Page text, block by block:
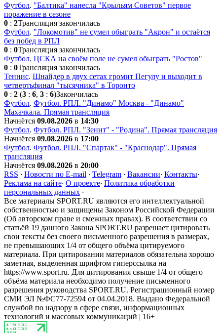
Футбол. "Балтика" нанесла "Крыльям Советов" первое
поражение в сезоне
0 : 2Трансляция закончилась
Футбол. "Локомотив" не сумел обыграть "Акрон" и остаётся
без побед в РПЛ
0 : 0Трансляция закончилась
Футбол. ЦСКА на своём поле не сумел обыграть "Ростов"
0 : 0Трансляция закончилась
Теннис. Шнайдер в двух сетах громит Пегулу и выходит в
четвертьфинал "тысячника" в Торонто
0 : 2 (3 : 6, 3 : 6)Закончилась
Футбол. Футбол. РПЛ. "Динамо" Москва - "Динамо"
Махачкала. Прямая трансляция
Начнётся 09.08.2026 в 14:30
Футбол. Футбол. РПЛ. "Зенит" - "Родина". Прямая трансляция
Начнётся 09.08.2026 в 17:00
Футбол. Футбол. РПЛ. "Спартак" - "Краснодар". Прямая
трансляция
Начнётся 09.08.2026 в 20:00
RSS · Новости по E-mail · Telegram · Вакансии· Контакты·
Реклама на сайте· О проекте· Политика обработки
персональных данных ·
Все материалы SPORT.RU являются его интеллектуальной
собственностью и защищены Законом Российской Федерации
(Об авторском праве и смежных правах). В соответствии со
статьёй 19 данного Закона SPORT.RU разрешает цитировать
свои тексты без своего письменного разрешения в размерах,
не превышающих 1/4 от общего объёма цитируемого
материала. При цитировании материалов обязательна хорошо
заметная, выделенная шрифтом гиперссылка на
https://www.sport.ru. Для цитирования свыше 1/4 от общего
объёма материала необходимо получение письменного
разрешения руководства SPORT.RU. Регистрационный номер
СМИ ЭЛ №ФС77-72594 от 04.04.2018. Выдано Федеральной
службой по надзору в сфере связи, информационных
технологий и массовых коммуникаций | 16+